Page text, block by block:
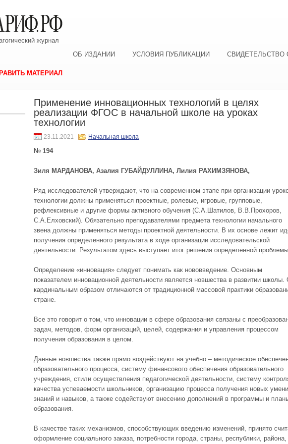
журнал
ОБ ИЗДАНИИ
УСЛОВИЯ ПУБЛИКАЦИИ СВИДЕТЕЛЬСТВО
МАТЕРИАЛ
Применение инновационных технологий в целях
реализации ФГОС в начальной школе на уроках
технологии
23.11.2021 Начальная школа
№ 194
Зиля МАРДАНОВА, Азалия ГУБАЙДУЛЛИНА, Лилия РАХИМЗЯНОВА,
Ряд исследователей утверждают, что на современном этапе при организации
технологии должны применяться проектные, ролевые, игровые, групповые,
рефлексивные и другие формы активного обучения (С.А.Шатилов, В.В.Прохоров,
С.А.Елховский). Обязательно преподавателями предмета технологии начального
звена должны применяться методы проектной деятельности. В их основе лежит
получения определенного результата в ходе организации исследовательской
деятельности. Результатом здесь выступает итог решения определенной
Определение «инновация» следует понимать как нововведение. Основным
показателем инновационной деятельности является новшества в развитии школы.
кардинальным образом отличаются от традиционной массовой практики
стране.
Все это говорит о том, что инновации в сфере образования связаны с
задач, методов, форм организаций, целей, содержания и управления процессом
получения образования в целом.
Данные новшества также прямо воздействуют на учебно – методическое
образовательного процесса, систему финансового обеспечения образовательного
учреждения, стили осуществления педагогической деятельности, систему
качества успеваемости школьников, организацию процесса получения новых
знаний и навыков, а также содействуют внесению дополнений в программы и
образования.
В качестве таких механизмов, способствующих введению изменений, принято
оформление социального заказа, потребности города, страны, республики, района,